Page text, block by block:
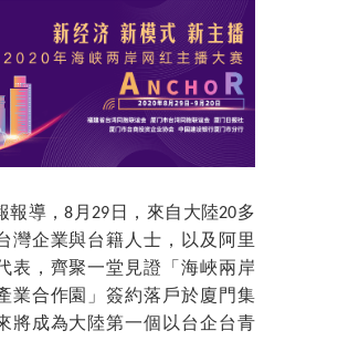
報導，8月29日，來自大陸20多
灣企業與台籍人士，以及阿里
表，齊聚一堂見證「海峽兩岸
業合作園」簽約落戶於廈門集
將成為大陸第一個以台企台青